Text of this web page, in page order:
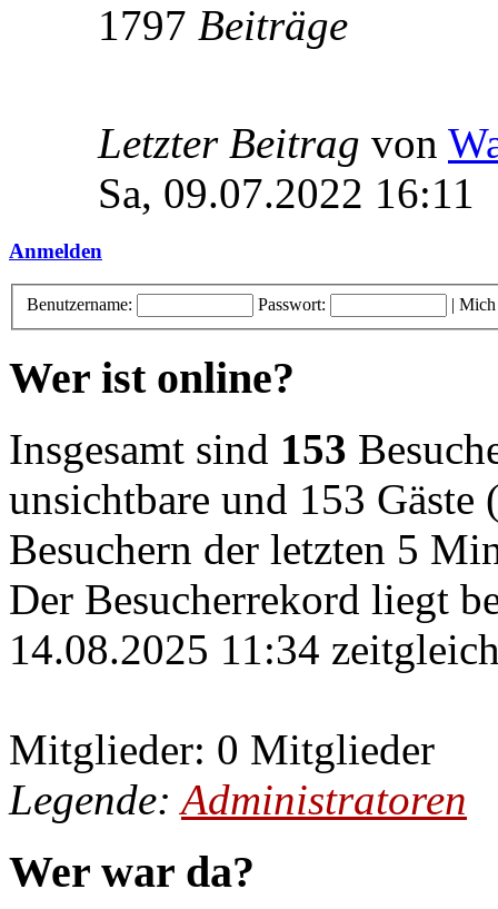
1797 Beiträge
Letzter Beitrag von
Sa, 09.07.2022 16:11
Anmelden
Benutzername: Passwort: | Mich
Wer ist online?
Insgesamt sind 153
unsichtbare und 153 Gäste
Besuchern der letzten 5
Der Besucherrekord liegt
14.08.2025 11:34
Mitglieder: 0 Mitglieder
Legende:Administratoren
Wer war da?